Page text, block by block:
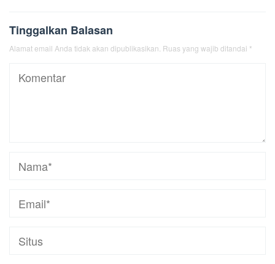
Tinggalkan Balasan
Alamat email Anda tidak akan dipublikasikan. Ruas yang wajib ditandai *